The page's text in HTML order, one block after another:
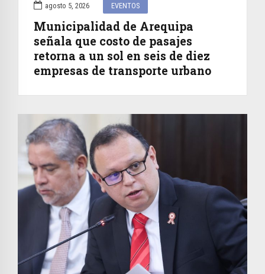
agosto 5, 2026 EVENTOS
Municipalidad de Arequipa
señala que costo de pasajes
retorna a un sol en seis de diez
empresas de transporte urbano